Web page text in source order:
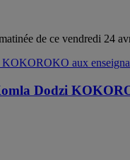
de ce vendredi 24
Dodzi